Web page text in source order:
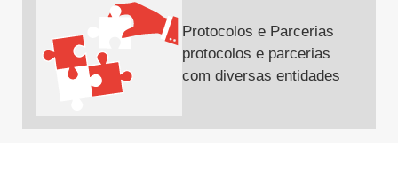
Protocolos e Parcerias
protocolos e parcerias
com diversas entidades